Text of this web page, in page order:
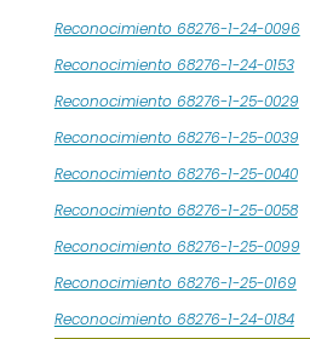
Reconocimiento 68276-1-24-0096
Reconocimiento 68276-1-24-0153
Reconocimiento 68276-1-25-0029
Reconocimiento 68276-1-25-0039
Reconocimiento 68276-1-25-0040
Reconocimiento 68276-1-25-0058
Reconocimiento 68276-1-25-0099
Reconocimiento 68276-1-25-0169
Reconocimiento 68276-1-24-0184